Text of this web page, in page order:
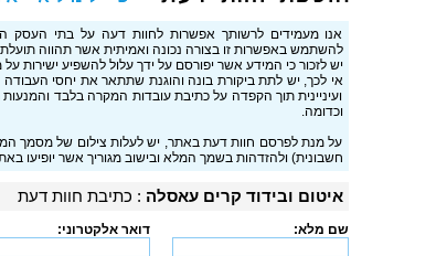
אנו מעמידים לרשותך אפשרות לחוות דעה על בתי העסק
להשתמש באפשרות זו בצורה נכונה ואמיתית אשר תהווה
יש לזכור כי המידע אשר יפורסם על ידך עלול להשפיע ישירות
אי לכך, יש לתת ביקורת בונה והוגנת שתתאר את יחסי העבודה
ועיניינית תוך הקפדה על כתיבת עובדות המקרה בלבד
וכדומה.
על מנת לפרסם חוות דעת באתר, יש לעלות צילום של מסמך
חשבונית) ולהזדהות בשמך המלא ובישוב מגוריך אשר יופיעו
איטום ובידוד קרים עאסלה : כתיבת חוות דעת
שם מלא: דואר אלקטרוני: